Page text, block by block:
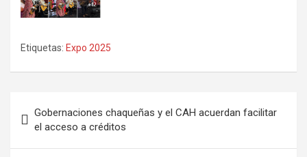
Etiquetas: Expo 2025
de
entradas
Gobernaciones chaqueñas y el CAH acuerdan facilitar
el acceso a créditos